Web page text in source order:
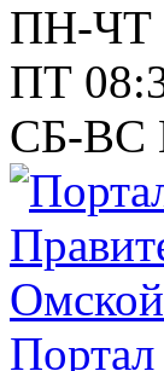
ПН-ЧТ
ПТ
СБ-ВС
Портал